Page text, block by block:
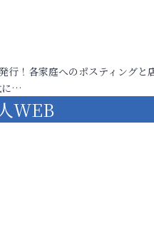
行！各家庭へのポスティングと
に…
WEB